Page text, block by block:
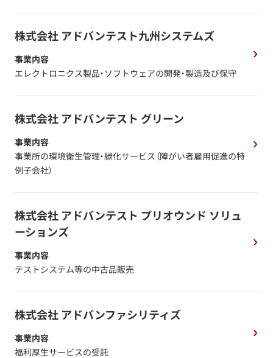
株式会社 アドバンテスト九州システムズ
事業内容
エレクトロニクス製品・ソフトウェアの開発・製造及び保守
株式会社 アドバンテスト グリーン
事業内容
事業所の環境衛生管理・緑化サービス（障がい者雇用促進の特
例子会社）
株式会社 アドバンテスト プリオウンド ソリュ
ーションズ
事業内容
テストシステム等の中古品販売
株式会社 アドバンファシリティズ
事業内容
福利厚生サービスの受託